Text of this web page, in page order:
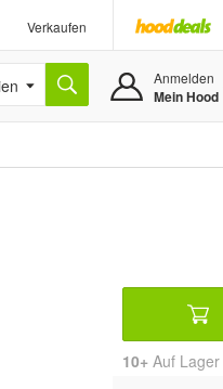
Verkaufen
Anmelden
Mein Hood
10+ Auf Lager